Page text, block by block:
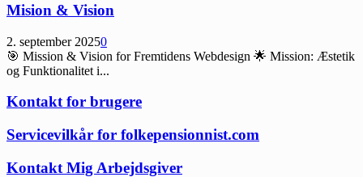
Mision & Vision
2. september 20250
🎯 Mission & Vision for Fremtidens Webdesign 🌟 Mission: Æstetik
og Funktionalitet i...
Kontakt for brugere
Servicevilkår for folkepensionnist.com
Kontakt Mig Arbejdsgiver